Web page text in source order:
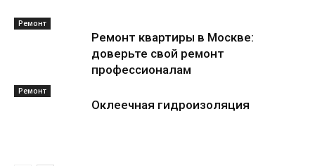
Ремонт
Ремонт квартиры в Москве:
доверьте свой ремонт
профессионалам
Ремонт
Оклеечная гидроизоляция